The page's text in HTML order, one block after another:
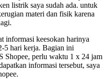
listrik saya sudah ada. untuk
materi dan fisik karena
informasi keesokan harinya
5 hari kerja. Bagian ini
Shopee, perlu waktu 1 x 24 jam
informasi tersebut, saya